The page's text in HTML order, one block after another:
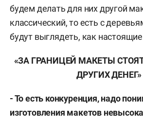
будем делать для них другой
классический, то есть с
будут выглядеть, как
«ЗА ГРАНИЦЕЙ МАКЕТЫ
ДРУГИХ ДЕНЕГ»
- То есть конкуренция, надо
изготовления макетов